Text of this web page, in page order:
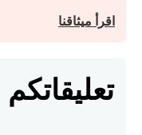
اقرأ ميثاقنا
تعليقاتكم